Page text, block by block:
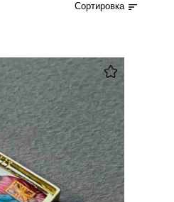
Сортировка